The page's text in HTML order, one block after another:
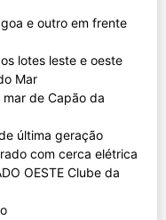
e outro em frente
lotes leste e oeste
Mar
de Capão da
última geração
com cerca elétrica
OESTE Clube da